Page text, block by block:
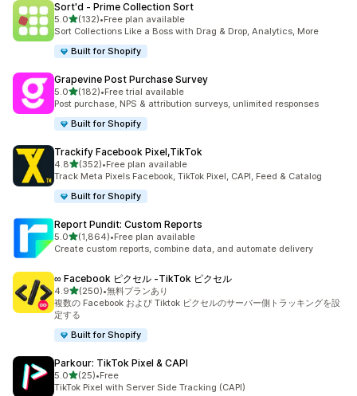
Sort'd ‑ Prime Collection Sort
5.05つ星中
(132)
合計レビュー数：132件
•Free plan available
Sort Collections Like a Boss with Drag & Drop, Analytics, More
Built for Shopify
Grapevine Post Purchase Survey
5.05つ星中
(182)
合計レビュー数：182件
•Free trial available
Post purchase, NPS & attribution surveys, unlimited responses
Built for Shopify
Trackify Facebook Pixel,TikTok
4.85つ星中
(352)
合計レビュー数：352件
•Free plan available
Track Meta Pixels Facebook, TikTok Pixel, CAPI, Feed & Catalog
Built for Shopify
Report Pundit: Custom Reports
5.05つ星中
(1,864)
合計レビュー数：1864件
•Free plan available
Create custom reports, combine data, and automate delivery
∞ Facebook ピクセル ‑TikTok ピクセル
4.95つ星中
(250)
合計レビュー数：250件
•無料プランあり
複数の Facebook および Tiktok ピクセルのサーバー側トラッキングを設
定する
Built for Shopify
Parkour: TikTok Pixel & CAPI
5.05つ星中
(25)
合計レビュー数：25件
•Free
TikTok Pixel with Server Side Tracking (CAPI)